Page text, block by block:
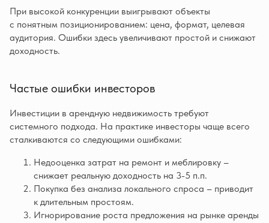
При высокой конкуренции выигрывают объекты
с понятным позиционированием: цена, формат, целевая
аудитория. Ошибки здесь увеличивают простой и снижают
доходность.
Частые ошибки инвесторов
Инвестиции в арендную недвижимость требуют
системного подхода. На практике инвесторы чаще всего
сталкиваются со следующими ошибками:
Недооценка затрат на ремонт и меблировку –
снижает реальную доходность на 3-5 п.п.
Покупка без анализа локального спроса – приводит
к длительным простоям.
Игнорирование роста предложения на рынке аренды